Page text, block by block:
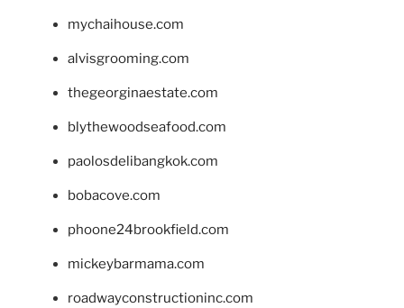
mychaihouse.com
alvisgrooming.com
thegeorginaestate.com
blythewoodseafood.com
paolosdelibangkok.com
bobacove.com
phoone24brookfield.com
mickeybarmama.com
roadwayconstructioninc.com